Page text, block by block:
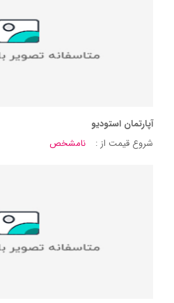
آپارتمان استودیو
شروع قیمت از :
نامشخص